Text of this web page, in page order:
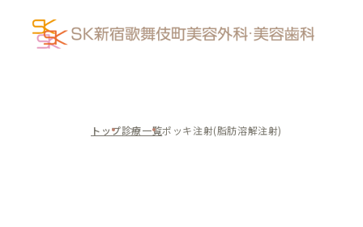
トップ診療一覧ポッキ注射(脂肪溶解注射)